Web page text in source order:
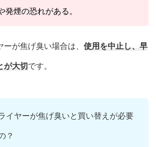
発煙の恐れがある。
が焦げ臭い場合は、 使用を中止し、早
が大切です。
イヤーが焦げ臭いと買い替えが必要
？